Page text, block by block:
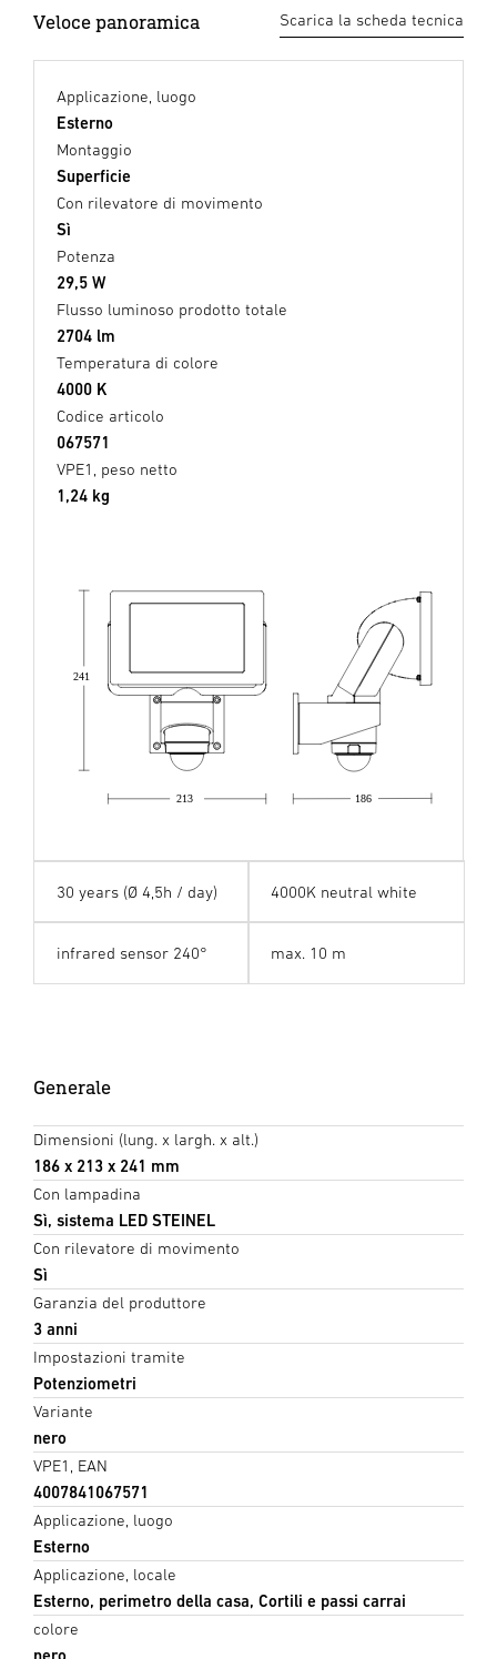
Veloce panoramica Scarica la scheda tecnica
Applicazione, luogo
Esterno
Montaggio
Superficie
Con rilevatore di movimento
Sì
Potenza
29,5 W
Flusso luminoso prodotto totale
2704 lm
Temperatura di colore
4000 K
Codice articolo
067571
VPE1, peso netto
1,24 kg
186
213
241
30 years (Ø 4,5h / day) 4000K neutral white
infrared sensor 240° max. 10 m
Generale
Dimensioni (lung. x largh. x alt.)
186 x 213 x 241 mm
Con lampadina
Sì, sistema LED STEINEL
Con rilevatore di movimento
Sì
Garanzia del produttore
3 anni
Impostazioni tramite
Potenziometri
Variante
nero
VPE1, EAN
4007841067571
Applicazione, luogo
Esterno
Applicazione, locale
Esterno, perimetro della casa, Cortili e passi carrai
colore